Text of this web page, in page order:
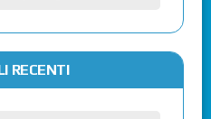
RECENTI